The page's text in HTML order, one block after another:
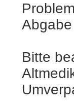
Bitte